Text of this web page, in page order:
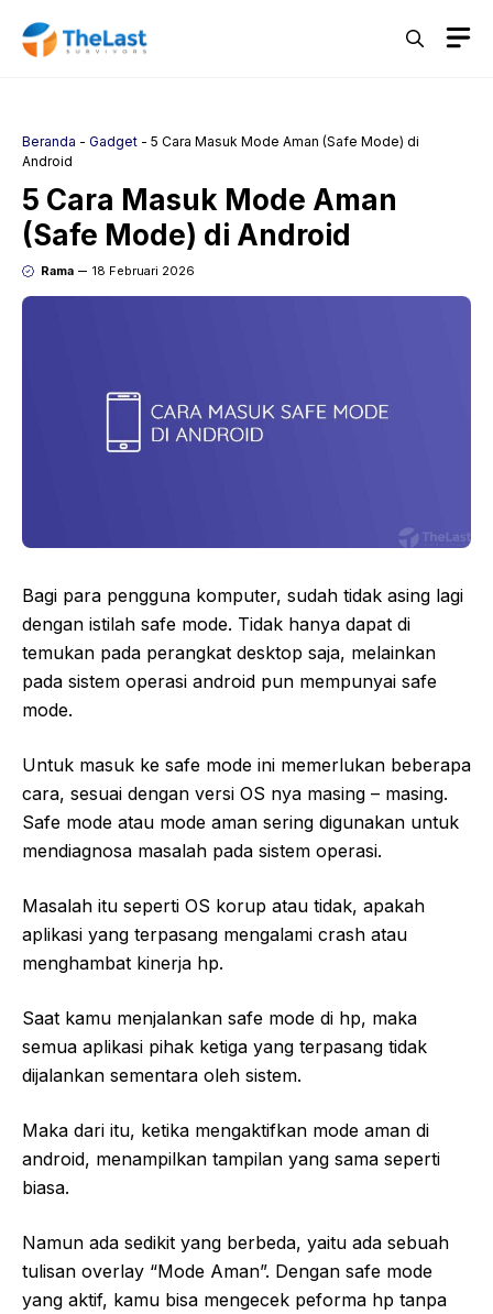
Beranda - Gadget - 5 Cara Masuk Mode Aman (Safe Mode) di
Android
5 Cara Masuk Mode Aman
(Safe Mode) di Android
Rama 18 Februari 2026
Bagi para pengguna komputer, sudah tidak asing lagi
dengan istilah safe mode. Tidak hanya dapat di
temukan pada perangkat desktop saja, melainkan
pada sistem operasi android pun mempunyai safe
mode.
Untuk masuk ke safe mode ini memerlukan beberapa
cara, sesuai dengan versi OS nya masing – masing.
Safe mode atau mode aman sering digunakan untuk
mendiagnosa masalah pada sistem operasi.
Masalah itu seperti OS korup atau tidak, apakah
aplikasi yang terpasang mengalami crash atau
menghambat kinerja hp.
Saat kamu menjalankan safe mode di hp, maka
semua aplikasi pihak ketiga yang terpasang tidak
dijalankan sementara oleh sistem.
Maka dari itu, ketika mengaktifkan mode aman di
android, menampilkan tampilan yang sama seperti
biasa.
Namun ada sedikit yang berbeda, yaitu ada sebuah
tulisan overlay “Mode Aman”. Dengan safe mode
yang aktif, kamu bisa mengecek peforma hp tanpa